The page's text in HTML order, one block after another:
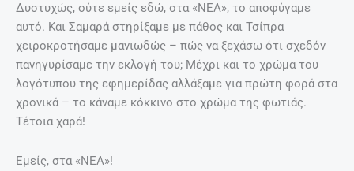
Δυστυχώς, ούτε εμείς εδώ, στα «ΝΕΑ», το αποφύγαμε
αυτό. Και Σαμαρά στηρίξαμε με πάθος και Τσίπρα
χειροκροτήσαμε μανιωδώς – πώς να ξεχάσω ότι σχεδόν
πανηγυρίσαμε την εκλογή του; Μέχρι και το χρώμα του
λογότυπου της εφημερίδας αλλάξαμε για πρώτη φορά στα
χρονικά – το κάναμε κόκκινο στο χρώμα της φωτιάς.
Τέτοια χαρά!
Εμείς, στα «ΝΕΑ»!